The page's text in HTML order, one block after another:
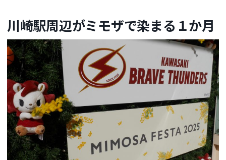
川崎駅周辺がミモザで染まる１か月